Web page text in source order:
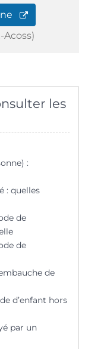
Acoss)
les
:
: quelles
de
de
de
d’enfant hors
par un